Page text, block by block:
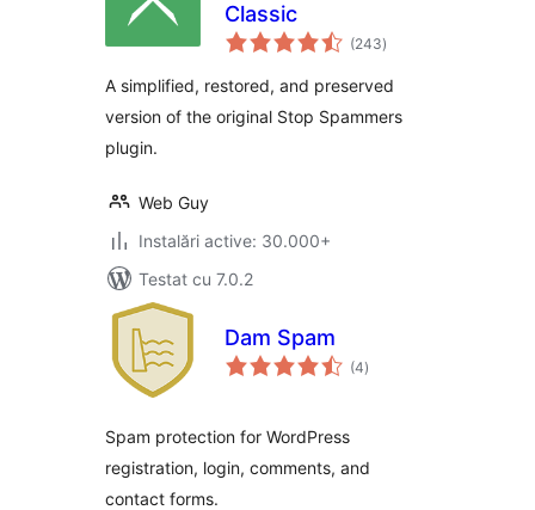
Classic
(243total
aprecieri
)
A simplified, restored, and preserved
version of the original Stop Spammers
plugin.
Web Guy
Instalări active: 30.000+
Testat cu 7.0.2
Dam Spam
(4total
aprecieri
)
Spam protection for WordPress
registration, login, comments, and
contact forms.